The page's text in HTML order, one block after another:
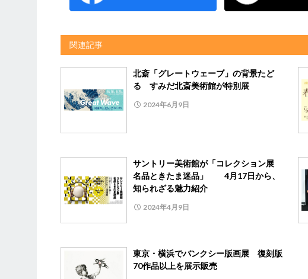
関連記事
北斎「グレートウェーブ」の背景たど
る すみだ北斎美術館が特別展
2024年6月9日
サントリー美術館が「コレクション展
名品ときたま迷品」 4月17日から、
知られざる魅力紹介
2024年4月9日
東京・横浜でバンクシー版画展 復刻版
70作品以上を展示販売